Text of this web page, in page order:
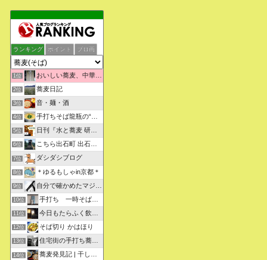
ランキング ポイント ブロ画
1位 おいしい蕎麦、中華そばを求めて彷徨うブログ
2位 蕎麦日記
3位 音・麺・酒
4位 手打ちそば龍瓶の“いつも心に太陽を”
5位 日刊『水と蕎麦 研究図鑑』
6位 こちら出石町 出石そばの「田中屋食品製造部」
7位 ダシダシブログ
8位 ＊ゆるもしゃin京都＊
9位 自分で確かめたマジな近現代史・グルメな蕎麦・キレイなお花さん
10位 手打ち 一時そば (店主の軟式ホームページ）
11位 今日もたらふく飲んで食べた -湖月四代目嫁日記-
12位 そば切り かはほり
13位 住宅街の手打ち蕎麦屋三代目ブログ
14位 蕎麦発見記 | 干しそばをメインにしたそばブログ